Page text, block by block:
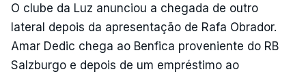
O clube da Luz anunciou a chegada de outro
lateral depois da apresentação de Rafa Obrador.
Amar Dedic chega ao Benfica proveniente do RB
Salzburgo e depois de um empréstimo ao